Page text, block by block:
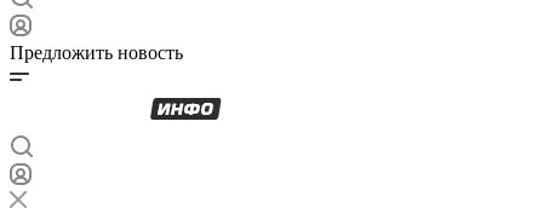
Предложить новость